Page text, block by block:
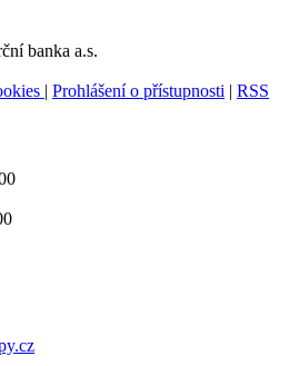
banka a.s.
| Prohlášení o přístupnosti | RSS